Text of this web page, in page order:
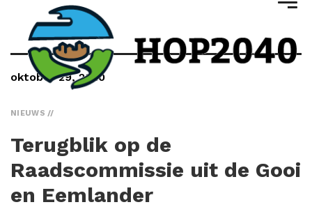
oktober 29, 2020
NIEUWS
Terugblik op de
Raadscommissie uit de Gooi
en Eemlander